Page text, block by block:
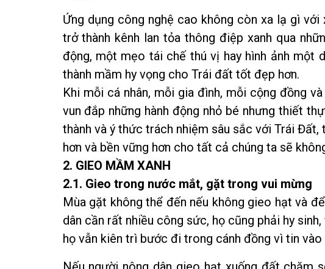
Ứng dụng công nghệ cao không còn xa lạ gì với
trở thành kênh lan tỏa thông điệp xanh qua
động, một mẹo tái chế thú vị hay hình ảnh một
thành mầm hy vọng cho Trái đất tốt đẹp hơn.
Khi mỗi cá nhân, mỗi gia đình, mỗi cộng đồng
vun đắp những hành động nhỏ bé nhưng thiết
thành và ý thức trách nhiệm sâu sắc với Trái
hơn và bền vững hơn cho tất cả chúng ta sẽ
2. GIEO MẦM XANH
2.1. Gieo trong nước mắt, gặt trong vui mừng
Mùa gặt không thể đến nếu không gieo hạt và
dân cần rất nhiều công sức, họ cũng phải hy
họ vẫn kiên trì bước đi trong cánh đồng vì tin vào